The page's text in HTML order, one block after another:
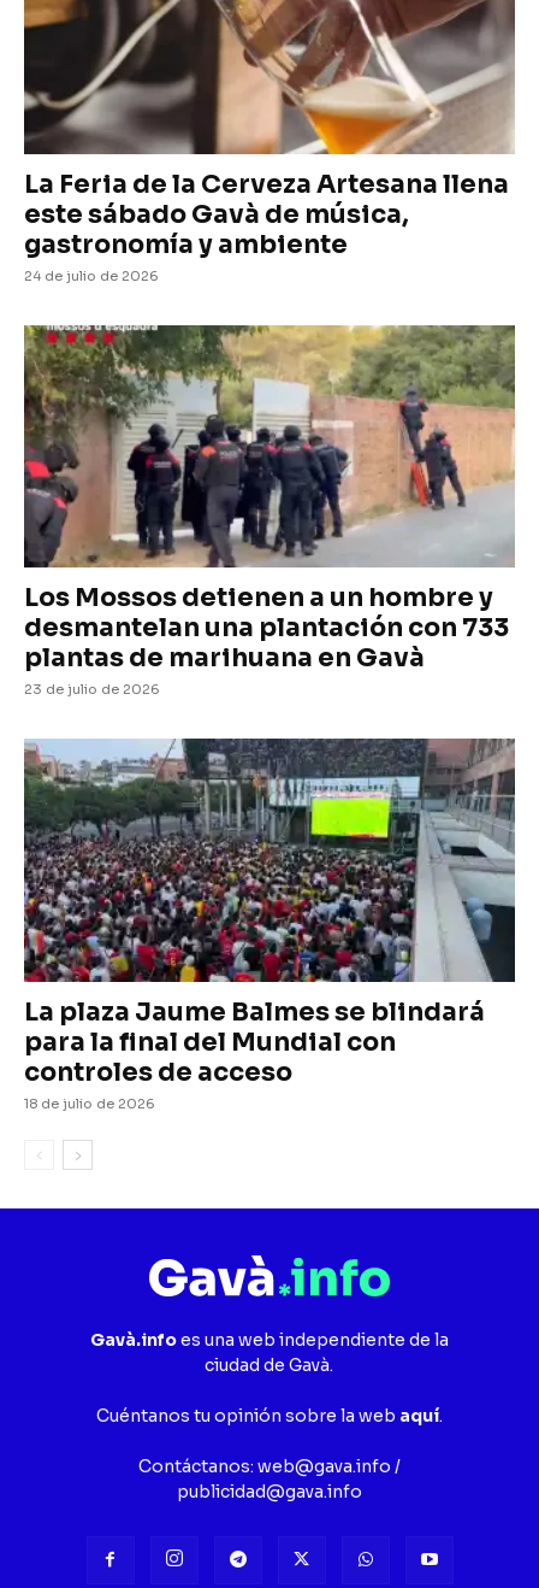
La Feria de la Cerveza Artesana llena
este sábado Gavà de música,
gastronomía y ambiente
24 de julio de 2026
Los Mossos detienen a un hombre y
desmantelan una plantación con 733
plantas de marihuana en Gavà
23 de julio de 2026
La plaza Jaume Balmes se blindará
para la final del Mundial con
controles de acceso
18 de julio de 2026
Gavà.infoes una web independiente de la
ciudad de Gavà.
Cuéntanos tu opinión sobre la web aquí.
Contáctanos: web@gava.info /
publicidad@gava.info